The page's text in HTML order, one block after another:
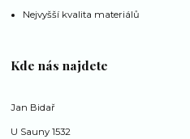
Nejvyšší kvalita materiálů
Kde nás najdete
Jan Bidař
U Sauny 1532